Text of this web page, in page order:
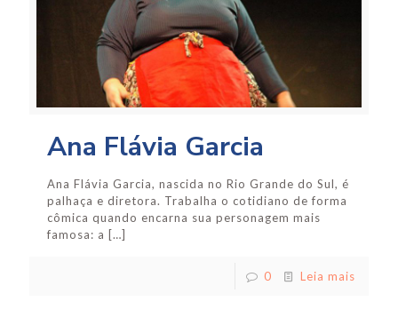
Ana Flávia Garcia
Ana Flávia Garcia, nascida no Rio Grande do Sul, é
palhaça e diretora. Trabalha o cotidiano de forma
cômica quando encarna sua personagem mais
famosa: a […]
0 Leia mais